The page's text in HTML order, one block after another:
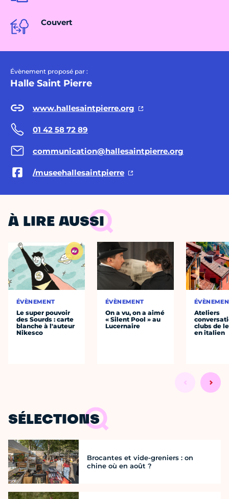
Couvert
Évènement proposé par :
Halle Saint Pierre
www.hallesaintpierre.org
01 42 58 72 89
communication@hallesaintpierre.org
/museehallesaintpierre
À LIRE AUSSI
ÉVÈNEMENT
Le super pouvoir
des Sourds : carte
blanche à l'auteur
Nikesco
ÉVÈNEMENT
On a vu, on a aimé
« Silent Pool » au
Lucernaire
Ateliers
clubs de
en italien
SÉLECTIONS
Brocantes et vide-greniers : on
chine où en août ?